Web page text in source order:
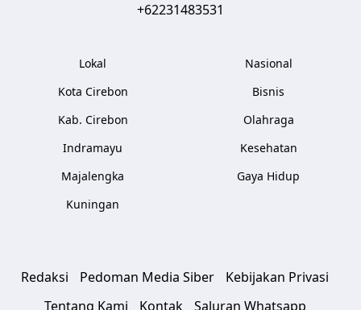
+62231483531
Lokal
Kota Cirebon
Kab. Cirebon
Indramayu
Majalengka
Kuningan
Nasional
Bisnis
Olahraga
Kesehatan
Gaya Hidup
Redaksi Pedoman Media Siber
Kebijakan Privasi
Tentang Kami
Kontak Saluran Whatsapp